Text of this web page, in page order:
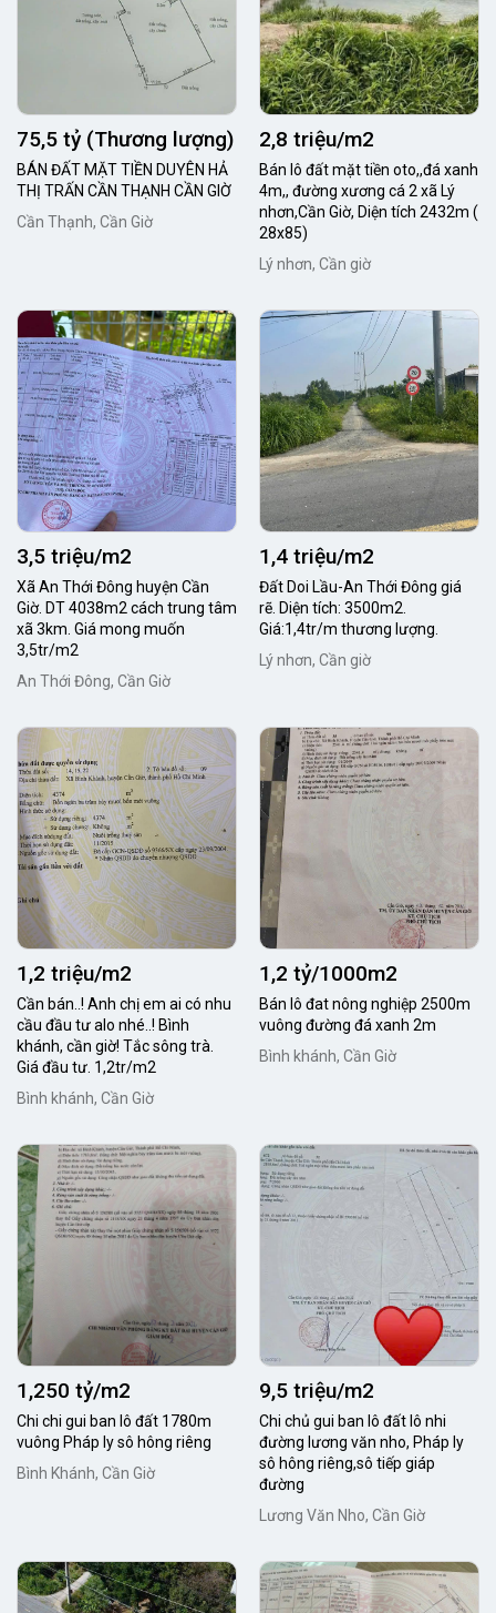
75,5 tỷ (Thương lượng)
BÁN ĐẤT MẶT TIỀN DUYÊN HẢ
THỊ TRẤN CẦN THẠNH CẦN GIỜ
Cần Thạnh, Cần Giờ
2,8 triệu/m2
Bán lô đất mặt tiền oto,,đá xanh
4m,, đường xương cá 2 xã Lý
nhơn,Cần Giờ, Diện tích 2432m (
28x85)
Lý nhơn, Cần giờ
3,5 triệu/m2
Xã An Thới Đông huyện Cần
Giờ. DT 4038m2 cách trung tâm
xã 3km. Giá mong muốn
3,5tr/m2
An Thới Đông, Cần Giờ
1,4 triệu/m2
Đất Doi Lầu-An Thới Đông giá
rẽ. Diện tích: 3500m2.
Giá:1,4tr/m thương lượng.
Lý nhơn, Cần giờ
1,2 triệu/m2
Cần bán..! Anh chị em ai có nhu
cầu đầu tư alo nhé..! Bình
khánh, cần giờ! Tắc sông trà.
Giá đầu tư. 1,2tr/m2
Bình khánh, Cần Giờ
1,2 tỷ/1000m2
Bán lô đat nông nghiệp 2500m
vuông đường đá xanh 2m
Bình khánh, Cần Giờ
1,250 tỷ/m2
Chi chi gui ban lô đất 1780m
vuông Pháp ly sô hông riêng
Bình Khánh, Cần Giờ
9,5 triệu/m2
Chi chủ gui ban lô đất lô nhi
đường lương văn nho, Pháp ly
sô hông riêng,sô tiếp giáp
đường
Lương Văn Nho, Cần Giờ